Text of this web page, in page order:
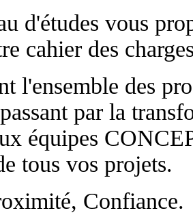
d'études vous
cahier des
l'ensemble des
par la
équipes
tous vos projets.
Confiance.